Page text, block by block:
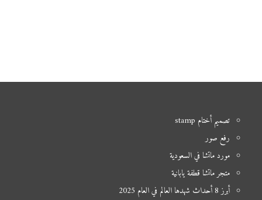
تصميم أختام stamp
رفع صور
مورد ماتشا في السعودية
متجر ماتشا قطفة يابانية
أبرز 8 أحداث شهدها العالم في العام 2025